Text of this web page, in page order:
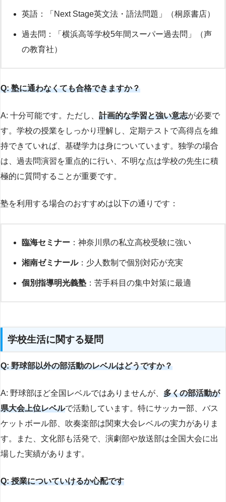
英語：「Next Stage英文法・語法問題」（桐原書店）
過去問：「横浜高等学校5年間スーパー過去問」（声
の教育社）
Q: 塾に通わなくても合格できますか？
A: 十分可能です。ただし、 計画的な学習と強い意志が必要で
す。学校の授業をしっかり理解し、定期テストで高得点を維
持できていれば、基礎学力は身についています。独学の場合
は、過去問演習を重点的に行い、不明な点は学校の先生に積
極的に質問することが重要です。
塾を利用する場合のおすすめは以下の通りです：
臨海セミナー ：神奈川県の私立高校受験に強い
湘南ゼミナール：少人数制で個別対応が充実
個別指導明光義塾 ：苦手科目の集中対策に最適
学校生活に関する疑問
Q: 野球部以外の部活動のレベルはどうですか？
A: 野球部ほど全国レベルではありませんが、 多くの部活動が
県大会上位レベルで活動しています。特にサッカー部、バス
ケットボール部、吹奏楽部は関東大会レベルの実力がありま
す。また、文化部も活発で、演劇部や放送部は全国大会に出
場した実績があります。
Q: 授業についていけるか心配です